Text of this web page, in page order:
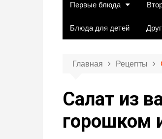
Первые блюда
Блюда для детей
Главная Рецепты
Салат из
горошком